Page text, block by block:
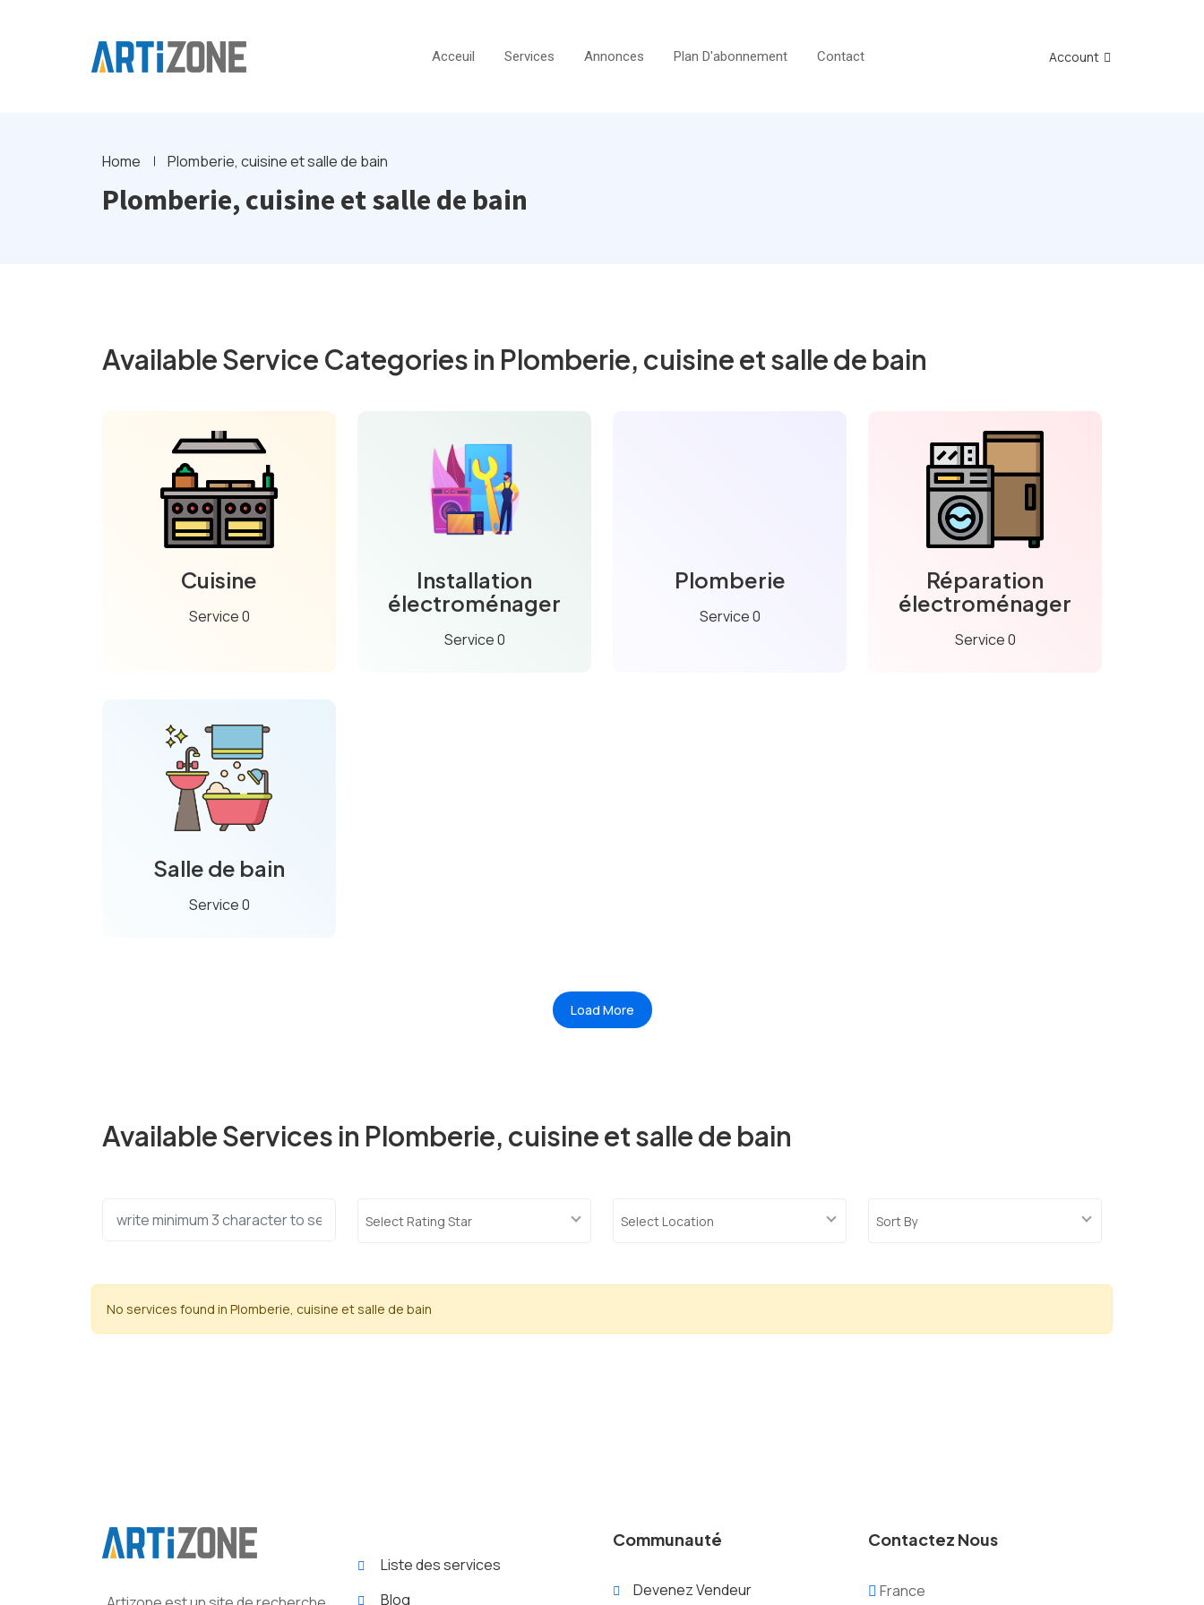
Acceuil Services Annonces Plan D'abonnement Contact Account
Home Plomberie, cuisine et salle de bain
Plomberie, cuisine et salle de bain
Available Service Categories in Plomberie, cuisine et salle de bain
Cuisine
Service 0
Installation
électroménager
Service 0
Plomberie
Service 0
Réparation
électroménager
Service 0
Salle de bain
Service 0
Load More
Available Services in Plomberie, cuisine et salle de bain
Select Rating Star Select Location Sort By
No services found in Plomberie, cuisine et salle de bain
Liste des services
Blog
Communauté
Devenez Vendeur
Contactez Nous
France